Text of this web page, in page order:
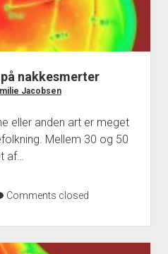
nakkesmerter
Jacobsen
eller anden art er meget
Mellem 30 og 50
af…
Comments closed